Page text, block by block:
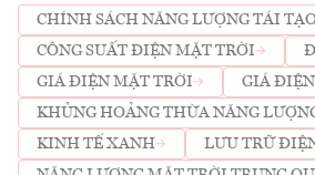
CHÍNH SÁCH NĂNG LƯỢNG TÁI
CÔNG SUẤT ĐIỆN MẶT TRỜI
GIÁ ĐIỆN MẶT TRỜI
GIÁ
KHỦNG HOẢNG THỪA NĂNG
KINH TẾ XANH
LƯU TRỮ